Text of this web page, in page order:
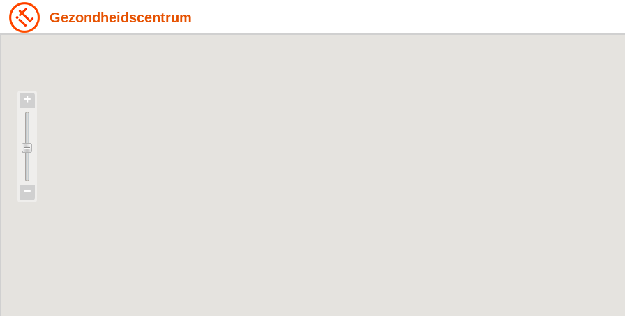
Gezondheidscentrum
+
−